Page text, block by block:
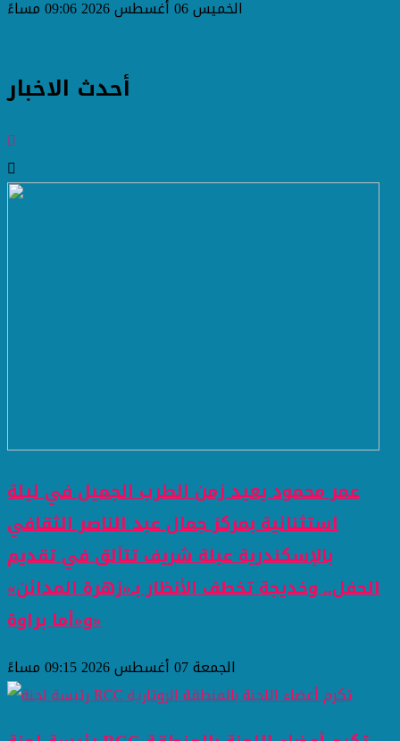
الخميس 06 أغسطس 2026 09:06 مساءً
أحدث الاخبار
عمر محمود يعيد زمن الطرب الجميل في ليلة
استثنائية بمركز جمال عبد الناصر الثقافي
بالإسكندرية عبلة شريف تتألق في تقديم
الحفل.. وخديجة تخطف الأنظار بـ«زهرة المدائن»
و«أما براوة»
الجمعة 07 أغسطس 2026 09:15 مساءً